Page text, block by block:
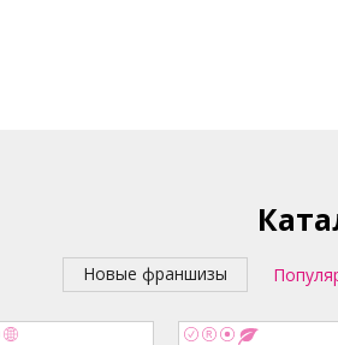
Новые франшизы